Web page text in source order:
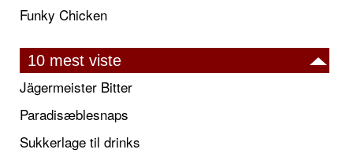
Funky Chicken
10 mest viste
Jägermeister Bitter
Paradisæblesnaps
Sukkerlage til drinks